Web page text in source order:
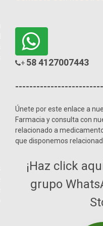
+ 58 4127007443
Únete por este enlace a
Farmacia y consulta con
relacionado a
que disponemos
¡Haz click
grupo